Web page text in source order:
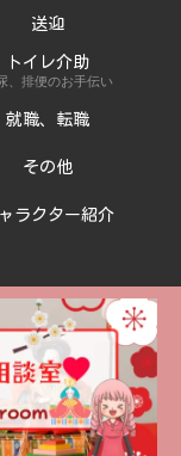
送迎
トイレ介助
、排便のお手伝い
就職、転職
その他
ラクター紹介